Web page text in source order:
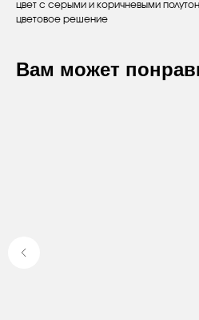
цвет с серыми и коричневыми
цветовое решение
Вам может